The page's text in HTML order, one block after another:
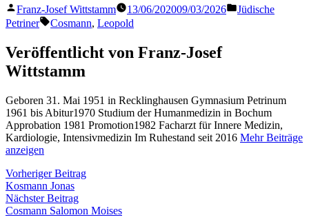
Veröffentlicht
von
Franz-Josef Wittstamm 13/06/202009/03/2026
Veröffentlicht
Jüdische
Petriner
Schlagwörter:
Cosmann, Leopold
Veröffentlicht von Franz-Josef
Wittstamm
Geboren 31. Mai 1951 in Recklinghausen Gymnasium Petrinum
1961 bis Abitur1970 Studium der Humanmedizin in Bochum
Approbation 1981 Promotion1982 Facharzt für Innere Medizin,
Kardiologie, Intensivmedizin Im Ruhestand seit 2016 Mehr Beiträge
anzeigen
Beitragsnavigation
Vorheriger BeitragVorheriger
Kosmann Jonas
Nächster BeitragNächster
Beitrag:
Cosmann Salomon Moises